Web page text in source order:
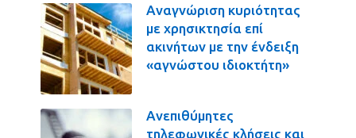
Αναγνώριση κυριότητας
με χρησικτησία επί
ακινήτων με την ένδειξη
«αγνώστου ιδιοκτήτη»
Ανεπιθύμητες
τηλεφωνικές κλήσεις και